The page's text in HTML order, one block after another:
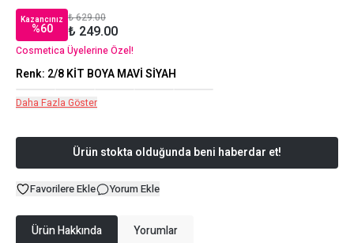
Kazancınız
%60
₺ 629.00
₺ 249.00
Cosmetica Üyelerine Özel!
Renk: 2/8 KİT BOYA MAVİ SİYAH
Daha Fazla Göster
Ürün stokta olduğunda beni haberdar et!
Favorilere Ekle Yorum Ekle
Ürün Hakkında Yorumlar